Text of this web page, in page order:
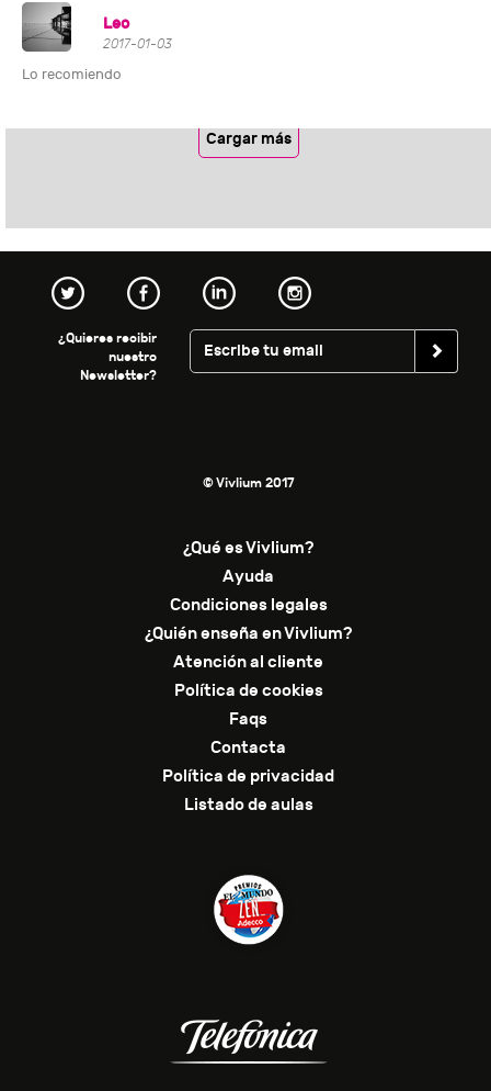
Leo
2017-01-03
Lo recomiendo
Cargar más
¿Quieres recibir
nuestro
Newsletter?
© Vivlium 2017
¿Qué es Vivlium?
Ayuda
Condiciones legales
¿Quién enseña en Vivlium?
Atención al cliente
Política de cookies
Faqs
Contacta
Política de privacidad
Listado de aulas